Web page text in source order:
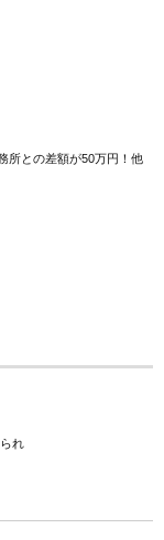
所との差額が50万円！他
れ